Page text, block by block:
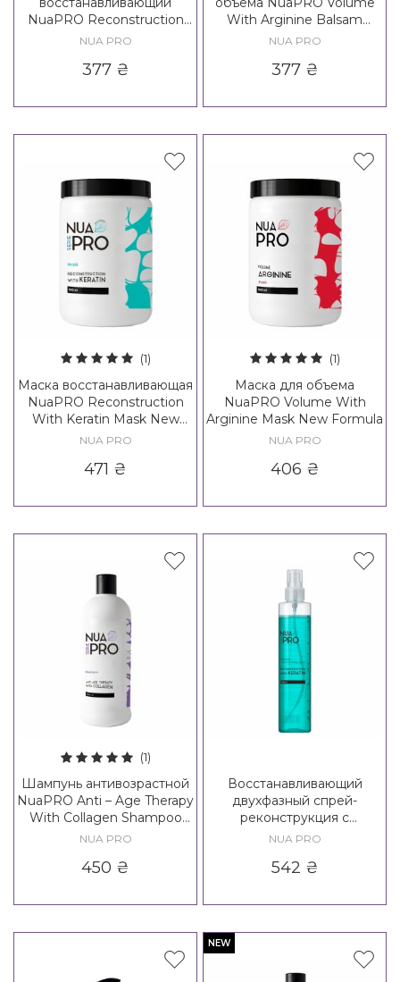
NuaPRO Reconstruction
With Keratin Balsam
NUA PRO
377₴
With Arginine Balsam
Conditioner New Formula
NUA PRO
377₴
(1)
Маска восстанавливающая
NuaPRO Reconstruction
With Keratin Mask New
Formula
NUA PRO
471 ₴
(1)
Маска для объема
NuaPRO Volume With
Arginine Mask New Formula
NUA PRO
406 ₴
(1)
Шампунь антивозрастной
NuaPRO Anti – Age Therapy
With Collagen Shampoo
New Formula
NUA PRO
450 ₴
Восстанавливающий
двухфазный спрей-
реконструкция с
кератином NuaPRO
Spray - Reconstruction with
NUA PRO
542 ₴
NEW